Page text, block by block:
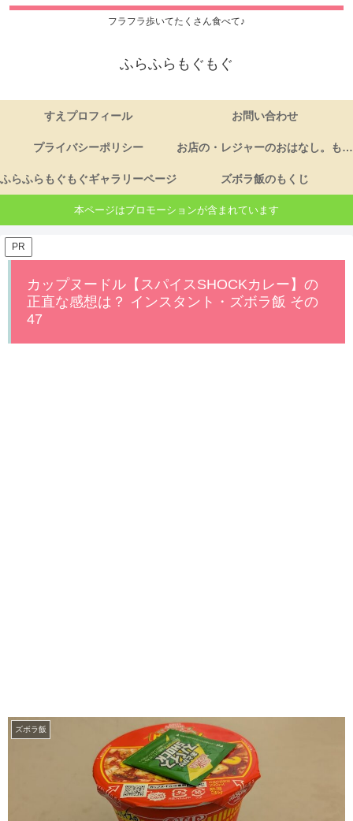
フラフラ歩いてたくさん食べて♪
ふらふらもぐもぐ
すえプロフィール お問い合わせ
プライバシーポリシー お店の・レジャーのおはなし。もくじ
ふらふらもぐもぐギャラリーページ ズボラ飯のもくじ
本ページはプロモーションが含まれています
PR
カップヌードル【スパイスSHOCKカレー】の
正直な感想は？ インスタント・ズボラ飯 その
47
ズボラ飯